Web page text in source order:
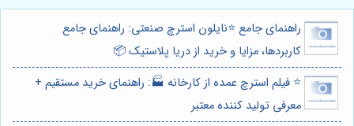
راهنمای جامع ⭐️نایلون استرچ صنعتی: راهنمای جامع
کاربردها، مزایا و خرید از دریا پلاستیک 📦
⭐️ فیلم استرچ عمده از کارخانه 🏭: راهنمای خرید مستقیم +
معرفی تولید کننده معتبر